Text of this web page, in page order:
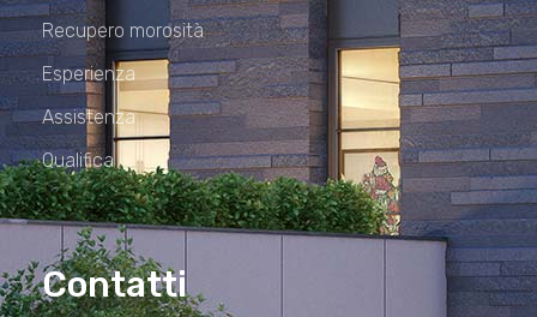
Recupero morosità
Esperienza
Assistenza
Qualifica
Contatti